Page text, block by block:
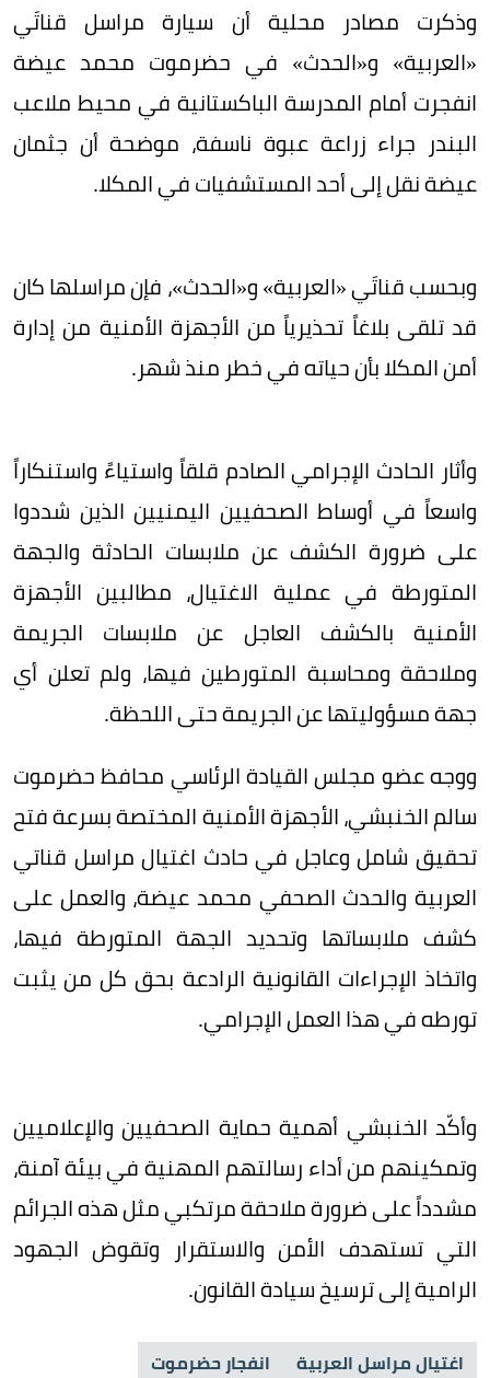
وذكرت مصادر محلية أن سيارة مراسل قناتَي
«العربية» و«الحدث» في حضرموت محمد عيضة
انفجرت أمام المدرسة الباكستانية في محيط ملاعب
البندر جراء زراعة عبوة ناسفة، موضحة أن جثمان
عيضة نقل إلى أحد المستشفيات في المكلا.
وبحسب قناتَي «العربية» و«الحدث»، فإن مراسلها كان
قد تلقى بلاغاً تحذيرياً من الأجهزة الأمنية من إدارة
أمن المكلا بأن حياته في خطر منذ شهر.
وأثار الحادث الإجرامي الصادم قلقاً واستياءً واستنكاراً
واسعاً في أوساط الصحفيين اليمنيين الذين شددوا
على ضرورة الكشف عن ملابسات الحادثة والجهة
المتورطة في عملية الاغتيال، مطالبين الأجهزة
الأمنية بالكشف العاجل عن ملابسات الجريمة
وملاحقة ومحاسبة المتورطين فيها، ولم تعلن أي
جهة مسؤوليتها عن الجريمة حتى اللحظة.
تورطه في هذا العمل الإجرامي.
وأكّد الخنبشي أهمية حماية الصحفيين والإعلاميين
وتمكينهم من أداء رسالتهم المهنية في بيئة آمنة،
مشدداً على ضرورة ملاحقة مرتكبي مثل هذه الجرائم
التي تستهدف الأمن والاستقرار وتقوض الجهود
الرامية إلى ترسيخ سيادة القانون.
اغتيال مراسل العربية انفجار حضرموت